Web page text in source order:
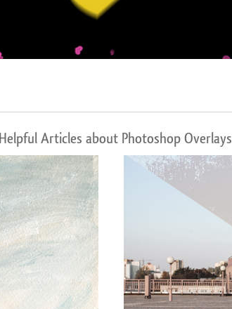
Helpful Articles about Photoshop Overlays